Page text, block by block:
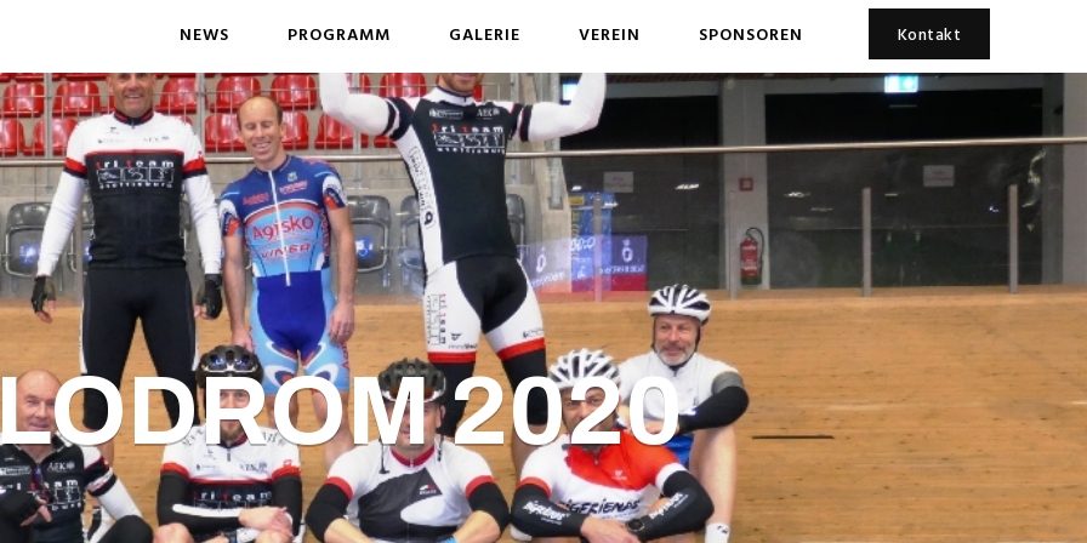
NEWS PROGRAMM GALERIE VEREIN SPONSOREN Kontakt
2020